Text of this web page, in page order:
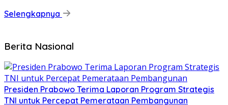
Selengkapnya
Berita Nasional
Presiden Prabowo Terima Laporan Program Strategis
TNI untuk Percepat Pemerataan Pembangunan